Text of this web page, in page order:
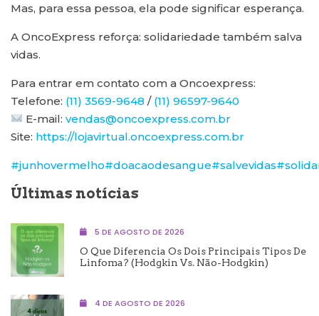
Mas, para essa pessoa, ela pode significar esperança.
A OncoExpress reforça: solidariedade também salva
vidas.
Para entrar em contato com a Oncoexpress:
Telefone: (11) 3569-9648 / (11) 96597-9640
E-mail:vendas@oncoexpress.com.br
Site: https://lojavirtual.oncoexpress.com.br
#junhovermelho#doacaodesangue#salvevidas
Últimas notícias
5 DE AGOSTO DE 2026
O Que Diferencia Os Dois Principais Tipos De
Linfoma? (Hodgkin Vs. Não-Hodgkin)
4 DE AGOSTO DE 2026